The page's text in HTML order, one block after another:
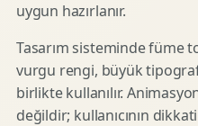
uygun hazırlanır.
Tasarım sisteminde füme
vurgu rengi, büyük
birlikte kullanılır.
değildir; kullanıcının